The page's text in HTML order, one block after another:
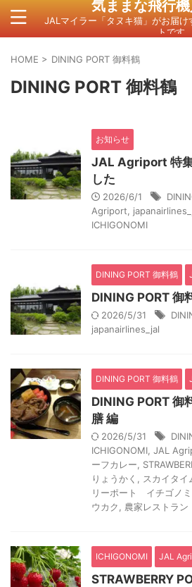
気ままな飛行
JALマイラー「タヌキ猫」がお届
トです。
HOME > DINING PORT 御料鶴
DINING PORT 御料鶴
お知らせ
JAL Agriport 特
した
2026/6/1
Agriport
ICHIGONOMI
DINING PORT 御料鶴
DINING PORT 御
2026/5/31
japanairlines_jal
DINING PORT 御料鶴
DINING PORT 御
膳 編
2026/5/31
ICHIGONOMI JAL
ーフカレー
りょうかく
スカイタイ
リーポート イチゴノミ
ウカク
農家レストラン
ICHIGONOMI JAL
STRAWBERRY